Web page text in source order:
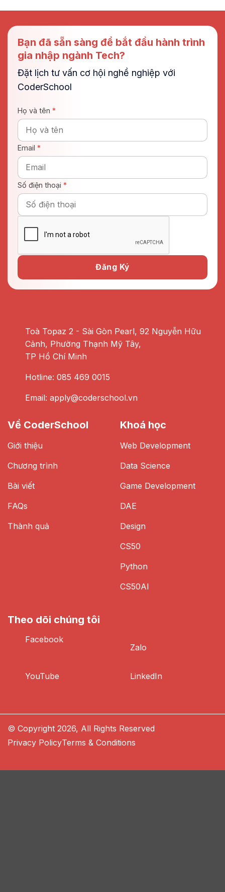
Bạn đã sẵn sàng để bắt đầu hành trình
gia nhập ngành Tech?
Đặt lịch tư vấn cơ hội nghề nghiệp với
CoderSchool
Họ và tên *
Email *
Số điện thoại *
Toà Topaz 2 - Sài Gòn Pearl, 92 Nguyễn Hữu
Cảnh, Phường Thạnh Mỹ Tây,
TP Hồ Chí Minh
Hotline: 085 469 0015
Email: apply@coderschool.vn
Về CoderSchool
Giới thiệu
Chương trình
Bài viết
FAQs
Thành quả
Khoá học
Web Development
Data Science
Game Development
DAE
Design
CS50
Python
CS50AI
Theo dõi chúng tôi
Facebook
Zalo
YouTube LinkedIn
© Copyright 2026, All Rights Reserved
Privacy PolicyTerms & Conditions